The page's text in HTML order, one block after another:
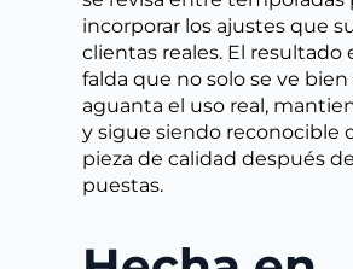
incorporar los ajustes que
clientas reales. El resultado
falda que no solo se ve bien
aguanta el uso real,
y sigue siendo reconocible
pieza de calidad después
puestas.